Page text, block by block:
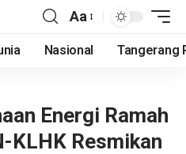
Aa
Nasional Tangerang
Energi Ramah
KLHK Resmikan